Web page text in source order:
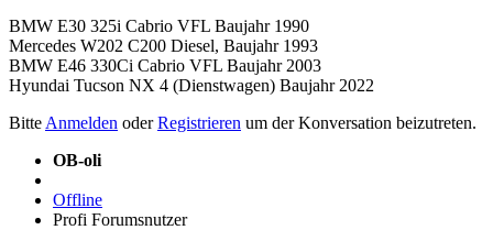
BMW E30 325i Cabrio VFL Baujahr 1990
Mercedes W202 C200 Diesel, Baujahr 1993
BMW E46 330Ci Cabrio VFL Baujahr 2003
Hyundai Tucson NX 4 (Dienstwagen) Baujahr 2022
Bitte Anmelden oderRegistrieren um der Konversation beizutreten.
OB-oli
Offline
Profi Forumsnutzer